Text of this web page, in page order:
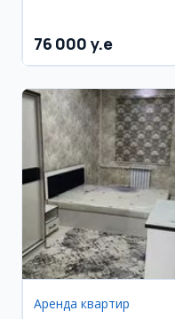
76 000 y.e
Аренда квартир